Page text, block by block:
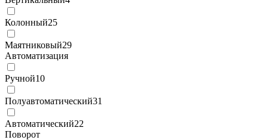
Колонный25
Маятниковый29
Автоматизация
Ручной10
Полуавтоматический31
Автоматический22
Поворот